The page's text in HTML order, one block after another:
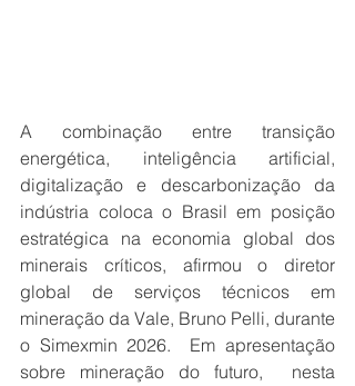
A combinação entre transição
energética, inteligência artificial,
digitalização e descarbonização da
indústria coloca o Brasil em posição
estratégica na economia global dos
minerais críticos, afirmou o diretor
global de serviços técnicos em
mineração da Vale, Bruno Pelli, durante
o Simexmin 2026.  Em apresentação
sobre mineração do futuro,  nesta